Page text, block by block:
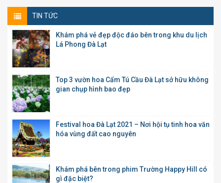
TIN TỨC
Khám phá vẻ đẹp độc đáo bên trong khu du lịch
Lá Phong Đà Lạt
Top 3 vườn hoa Cẩm Tú Cầu Đà Lạt sở hữu không
gian chụp hình bao đẹp
Festival hoa Đà Lạt 2021 – Nơi hội tụ tinh hoa văn
hóa vùng đất cao nguyên
Khám phá bên trong phim Trường Happy Hill có
gì đặc biệt?